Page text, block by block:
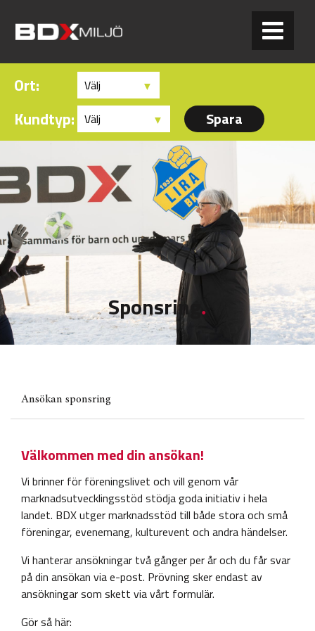
Ort:
Kundtyp:
Sponsring .
Ansökan sponsring
Välkommen med din ansökan!
Vi brinner för föreningslivet och vill genom vår
marknadsutvecklingsstöd stödja goda initiativ i hela
landet. BDX utger marknadsstöd till både stora och små
föreningar, evenemang, kulturevent och andra händelser.
Vi hanterar ansökningar två gånger per år och du får svar
på din ansökan via e-post. Prövning sker endast av
ansökningar som skett via vårt formulär.
Gör så här: